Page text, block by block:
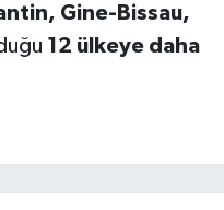
Gine-Bissau,
12 ülkeye daha